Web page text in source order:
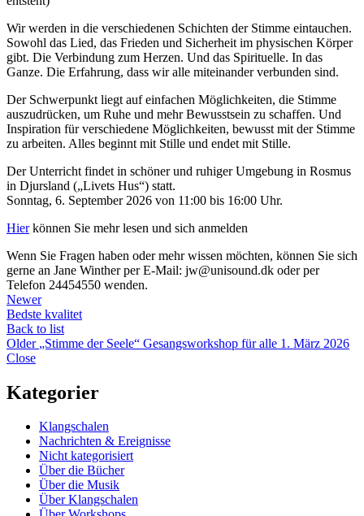
Wir werden in die verschiedenen Schichten der Stimme eintauchen.
Sowohl das Lied, das Frieden und Sicherheit im physischen Körper
gibt. Die Verbindung zum Herzen. Und das Spirituelle. In das
Ganze. Die Erfahrung, dass wir alle miteinander verbunden sind.
Der Schwerpunkt liegt auf einfachen Möglichkeiten, die Stimme
auszudrücken, um Ruhe und mehr Bewusstsein zu schaffen. Und
Inspiration für verschiedene Möglichkeiten, bewusst mit der Stimme
zu arbeiten. Alles beginnt mit Stille und endet mit Stille.
Der Unterricht findet in schöner und ruhiger Umgebung in Rosmus
in Djursland („Livets Hus“) statt.
Sonntag, 6. September 2026 von 11:00 bis 16:00 Uhr.
Hierkönnen Sie mehr lesen und sich anmelden
Wenn Sie Fragen haben oder mehr wissen möchten, können Sie sich
gerne an Jane Winther per E-Mail: jw@unisound.dk oder per
Telefon 24454550 wenden.
Newer
Bedste kvalitet
Back to list
Older „Stimme der Seele“ Gesangsworkshop für alle 1. März 2026
Close
Kategorier
Klangschalen
Nachrichten & Ereignisse
Nicht kategorisiert
Über die Bücher
Über die Musik
Über Klangschalen